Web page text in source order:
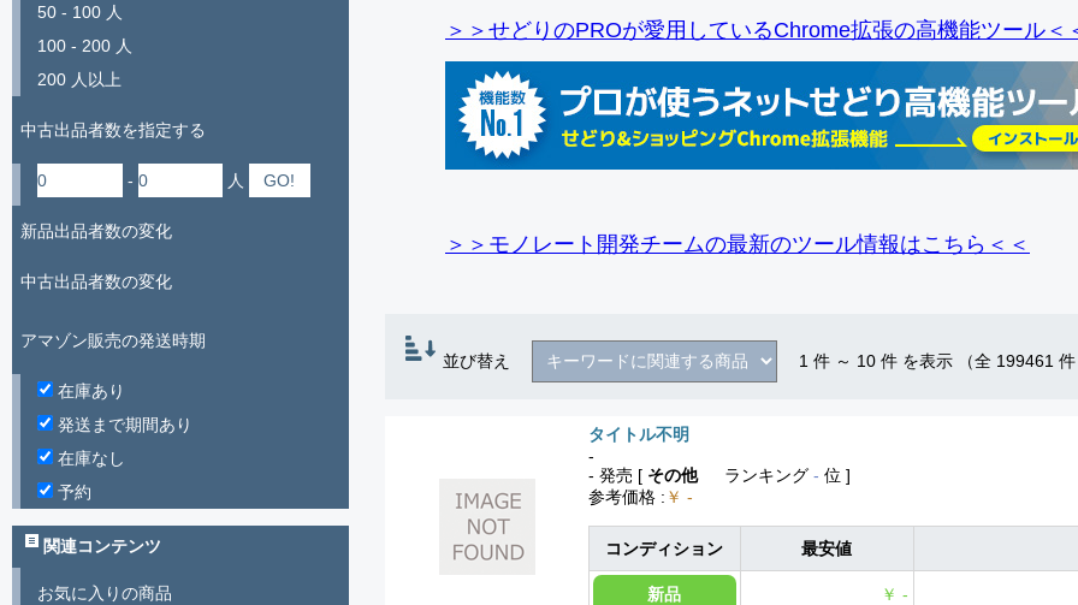
＞＞せどりのPROが愛用しているChrome拡張の高機能ツール＜
＞＞モノレート開発チームの最新のツール情報はこちら＜＜
並び替え 1 件 ～ 10 件 を表示 （全 199461
タイトル不明
-
- 発売 [ その他 ランキング - 位 ]
参考価格 : ￥ -
コンディション 最安値
新品 ￥ -
50 - 100 人
100 - 200 人
200 人以上
中古出品者数を指定する
- 人
新品出品者数の変化
中古出品者数の変化
アマゾン販売の発送時期
在庫あり
発送まで期間あり
在庫なし
予約
関連コンテンツ
お気に入りの商品